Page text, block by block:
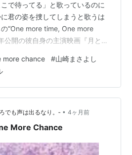
で待ってる」と歌っているのに
君の姿を捜してしまうと歌うは
“One more time, One more
公開の彼自身の主演映画『月とキ
年公開) に使われたことでご
す。 私が山崎まさよしを知った
『セロリ』でした。 何かヘンテ
第一印象です。リアルな野菜と
口には合わなかったみたい
more chance #山崎まさよし
でも声は出るなり。‐ • 4ヶ月前
More Chance